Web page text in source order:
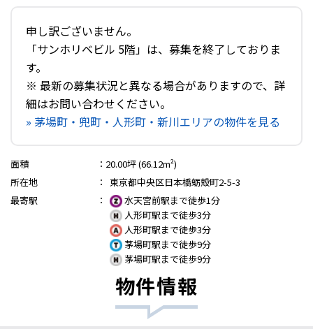
申し訳ございません。
「サンホリベビル 5階」は、募集を終了しておりま
す。
※ 最新の募集状況と異なる場合がありますので、詳
細はお問い合わせください。
» 茅場町・兜町・人形町・新川エリアの物件を見る
面積 ： 20.00坪 (66.12m²)
所在地
：
東京都中央区日本橋蛎殻町2-5-3
最寄駅
：
水天宮前駅まで徒歩1分
人形町駅まで徒歩3分
人形町駅まで徒歩3分
茅場町駅まで徒歩9分
茅場町駅まで徒歩9分
物件情報